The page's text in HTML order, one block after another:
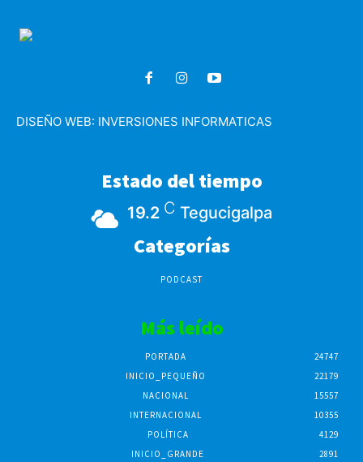
DISEÑO WEB: INVERSIONES INFORMATICAS
Estado del tiempo
19.2 C Tegucigalpa
Categorías
PODCAST
Más leído
PORTADA
24747
INICIO_PEQUEÑO
22179
NACIONAL
15557
INTERNACIONAL
10355
POLÍTICA
4129
INICIO_GRANDE
2891